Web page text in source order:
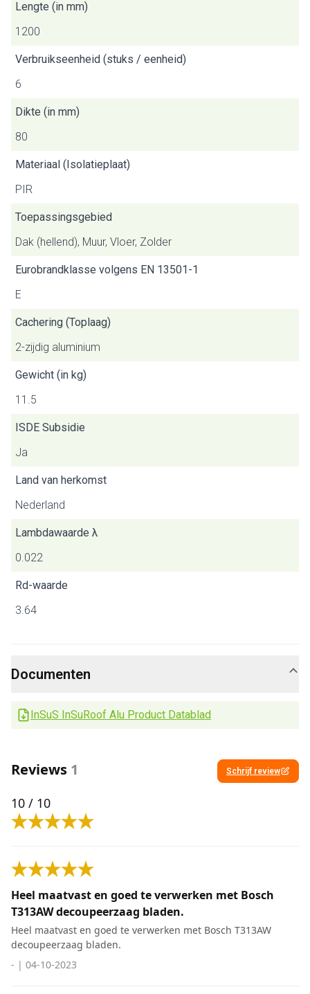
Lengte (in mm)
1200
Verbruikseenheid (stuks / eenheid)
6
Dikte (in mm)
80
Materiaal (Isolatieplaat)
PIR
Toepassingsgebied
Dak (hellend), Muur, Vloer, Zolder
Eurobrandklasse volgens EN 13501-1
E
Cachering (Toplaag)
2-zijdig aluminium
Gewicht (in kg)
11.5
ISDE Subsidie
Ja
Land van herkomst
Nederland
Lambdawaarde λ
0.022
Rd-waarde
3.64
Documenten
InSuS InSuRoof Alu Product Datablad
Reviews 1 Schrijf review
10 / 10
Heel maatvast en goed te verwerken met Bosch
T313AW decoupeerzaag bladen.
Heel maatvast en goed te verwerken met Bosch T313AW
decoupeerzaag bladen.
- | 04-10-2023